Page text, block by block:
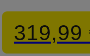
SUPER
LONG
319,99